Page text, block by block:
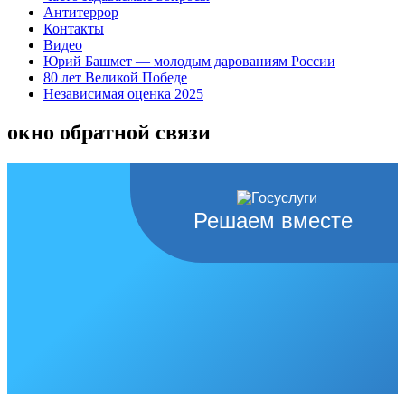
Антитеррор
Контакты
Видео
Юрий Башмет — молодым дарованиям России
80 лет Великой Победе
Независимая оценка 2025
окно обратной связи
Решаем вместе